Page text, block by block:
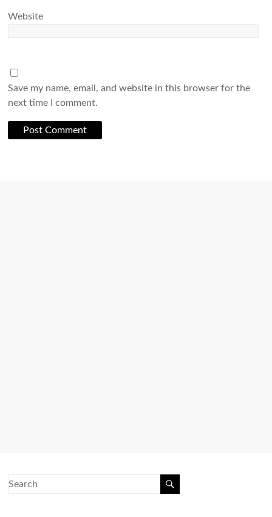
Website
Save my name, email, and website in this browser for the
next time I comment.